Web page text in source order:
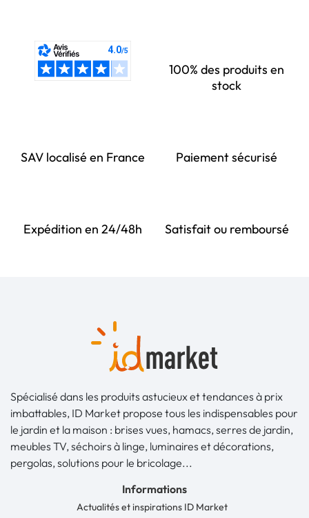
100% des produits en
stock
SAV localisé en France Paiement sécurisé
Expédition en 24/48h Satisfait ou remboursé
Spécialisé dans les produits astucieux et tendances à prix
imbattables, ID Market propose tous les indispensables pour
le jardin et la maison : brises vues, hamacs, serres de jardin,
meubles TV, séchoirs à linge, luminaires et décorations,
pergolas, solutions pour le bricolage...
Informations
Actualités et inspirations ID Market